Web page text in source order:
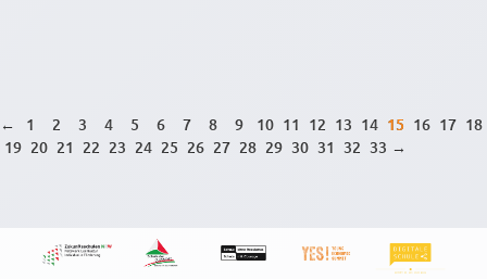
← 1 2 3 4 5 6 7 8 9 10 11 12 13 14 15 16 17 18
19 20 21 22 23 24 25 26 27 28 29 30 31 32 33 →